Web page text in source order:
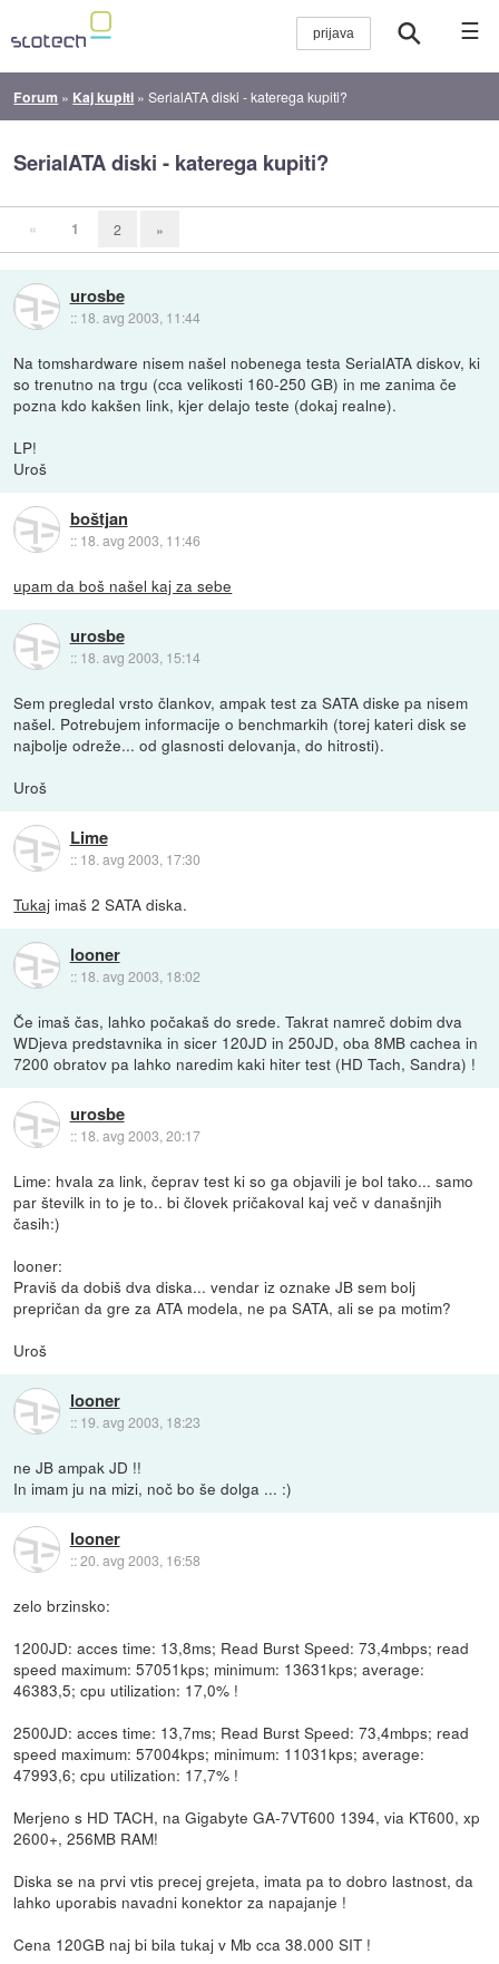
☰
Forum » Kaj kupiti »SerialATA diski - katerega kupiti?
SerialATA diski - katerega kupiti?
« 1 2 »
urosbe
:: 18. avg 2003, 11:44
Na tomshardware nisem našel nobenega testa SerialATA diskov, ki
so trenutno na trgu (cca velikosti 160-250 GB) in me zanima če
pozna kdo kakšen link, kjer delajo teste (dokaj realne).
LP!
Uroš
boštjan
:: 18. avg 2003, 11:46
upam da boš našel kaj za sebe
urosbe
:: 18. avg 2003, 15:14
Sem pregledal vrsto člankov, ampak test za SATA diske pa nisem
našel. Potrebujem informacije o benchmarkih (torej kateri disk se
najbolje odreže... od glasnosti delovanja, do hitrosti).
Uroš
Lime
:: 18. avg 2003, 17:30
Tukaj imaš 2 SATA diska.
looner
:: 18. avg 2003, 18:02
Če imaš čas, lahko počakaš do srede. Takrat namreč dobim dva
WDjeva predstavnika in sicer 120JD in 250JD, oba 8MB cachea in
7200 obratov pa lahko naredim kaki hiter test (HD Tach, Sandra) !
urosbe
:: 18. avg 2003, 20:17
Lime: hvala za link, čeprav test ki so ga objavili je bol tako... samo
par številk in to je to.. bi človek pričakoval kaj več v današnjih
časih:)
looner:
Praviš da dobiš dva diska... vendar iz oznake JB sem bolj
prepričan da gre za ATA modela, ne pa SATA, ali se pa motim?
Uroš
looner
:: 19. avg 2003, 18:23
ne JB ampak JD !!
In imam ju na mizi, noč bo še dolga ... :)
looner
::20. avg 2003, 16:58
zelo brzinsko:
1200JD: acces time: 13,8ms; Read Burst Speed: 73,4mbps; read
speed maximum: 57051kps; minimum: 13631kps; average:
46383,5; cpu utilization: 17,0% !
2500JD: acces time: 13,7ms; Read Burst Speed: 73,4mbps; read
speed maximum: 57004kps; minimum: 11031kps; average:
47993,6; cpu utilization: 17,7% !
Merjeno s HD TACH, na Gigabyte GA-7VT600 1394, via KT600, xp
2600+, 256MB RAM!
Diska se na prvi vtis precej grejeta, imata pa to dobro lastnost, da
lahko uporabis navadni konektor za napajanje !
Cena 120GB naj bi bila tukaj v Mb cca 38.000 SIT !